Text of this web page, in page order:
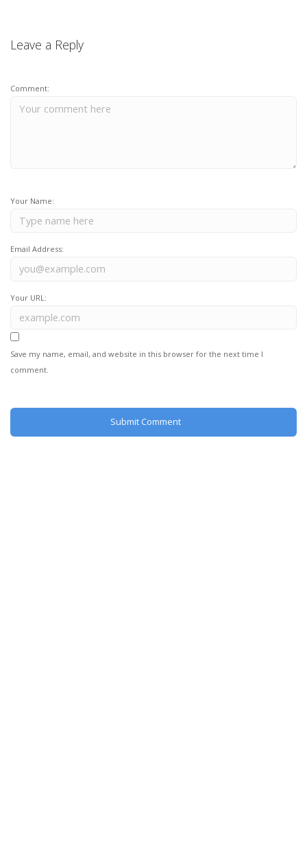
Leave a Reply
Comment:
Your Name:
Email Address:
Your URL:
Save my name, email, and website in this browser for the next time I
comment.